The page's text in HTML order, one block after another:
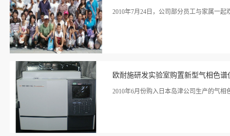
2010年7月24日，公司部分员工与家属一起
欧耐施研发实验室购置新型气相色谱
2010年6月份购入日本岛津公司生产的气